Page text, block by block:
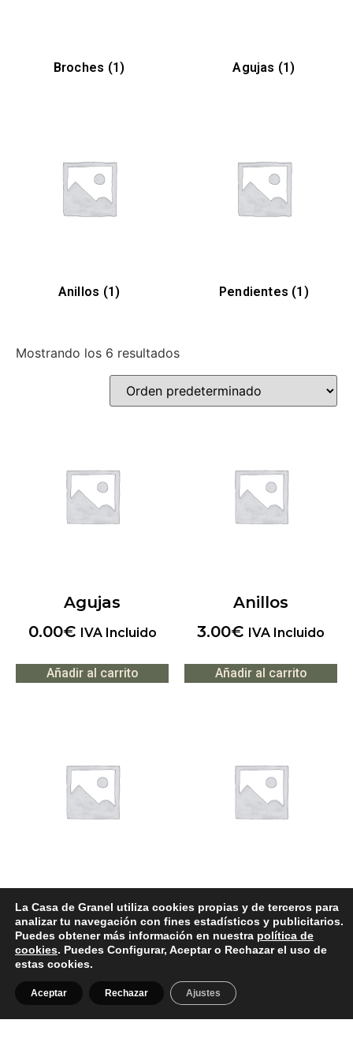
Broches (1) Agujas (1)
Anillos (1) Pendientes (1)
Mostrando los 6 resultados
Agujas
0.00€ IVA Incluido
Añadir al carrito
Anillos
3.00€ IVA Incluido
Añadir al carrito
0.00€ IVA Incluido
Añadir al carrito
8.00€ IVA Incluido
La Casa de Granel utiliza cookies propias y de terceros para
analizar tu navegación con fines estadísticos y publicitarios.
Puedes obtener más información en nuestra política de
cookies. Puedes Configurar, Aceptar o Rechazar el uso de
estas cookies.
Aceptar Rechazar Ajustes